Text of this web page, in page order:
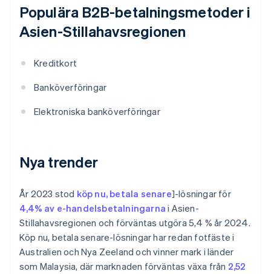
Populära B2B-betalningsmetoder i
Asien-Stillahavsregionen
Kreditkort
Banköverföringar
Elektroniska banköverföringar
Nya trender
År 2023 stod köp nu, betala senare]-lösningar för
4,4% av e-handelsbetalningarna i Asien-
Stillahavsregionen och förväntas utgöra 5,4 % år 2024.
Köp nu, betala senare-lösningar har redan fotfäste i
Australien och Nya Zeeland och vinner mark i länder
som Malaysia, där marknaden förväntas växa från 2,52